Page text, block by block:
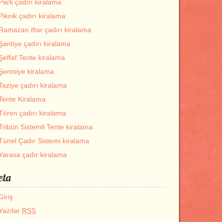
çadırı kiralama
çadırı kiralama
iftar çadırı kiralama
çadırı kiralama
Tente kiralama
kiralama
çadırı kiralama
Kiralama
çadırı kiralama
Sistemli Tente kiralama
Çadır Sistemi kiralama
çadır kiralama
RSS